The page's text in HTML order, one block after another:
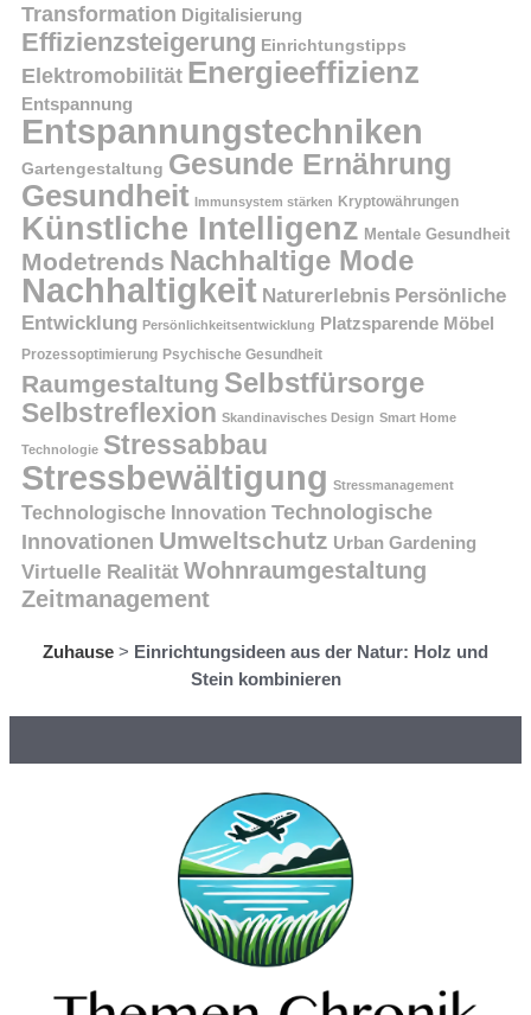
Transformation Digitalisierung
Effizienzsteigerung Einrichtungstipps
Elektromobilität Energieeffizienz
Entspannung
Entspannungstechniken
Gartengestaltung Gesunde Ernährung
Gesundheit Immunsystem stärken Kryptowährungen
Künstliche Intelligenz Mentale Gesundheit
Modetrends Nachhaltige Mode
Nachhaltigkeit Naturerlebnis Persönliche
Entwicklung Persönlichkeitsentwicklung Platzsparende Möbel
Prozessoptimierung Psychische Gesundheit
Raumgestaltung Selbstfürsorge
Selbstreflexion Skandinavisches Design Smart Home
Technologie Stressabbau
Stressbewältigung Stressmanagement
Technologische Innovation Technologische
Innovationen Umweltschutz Urban Gardening
Virtuelle Realität Wohnraumgestaltung
Zeitmanagement
Zuhause > Einrichtungsideen aus der Natur: Holz und
Stein kombinieren